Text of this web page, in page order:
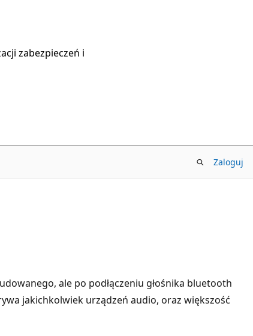
zabezpieczeń i
Zaloguj
ale po podłączeniu głośnika bluetooth
jakichkolwiek urządzeń audio, oraz większość